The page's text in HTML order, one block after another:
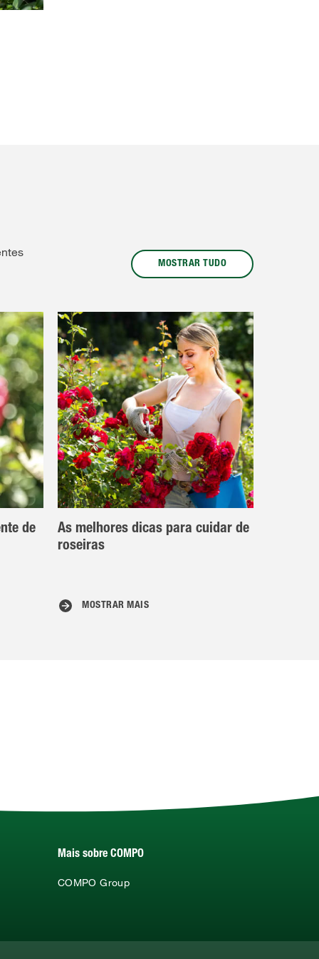
MOSTRAR TUDO
de
As melhores dicas para cuidar de
roseiras
MOSTRAR MAIS
Mais sobre COMPO
COMPO Group